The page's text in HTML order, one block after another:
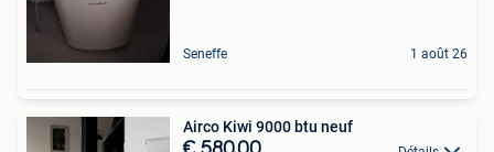
Seneffe 1 août 26
Airco Kiwi 9000 btu neuf